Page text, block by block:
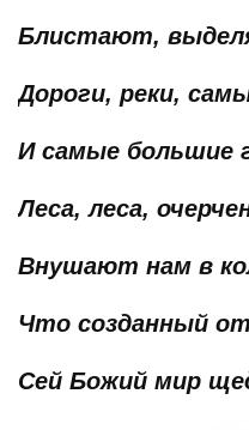
Блистают,
Дороги, реки,
И самые большие
Леса, леса,
Внушают нам в
Что созданный
Сей Божий мир